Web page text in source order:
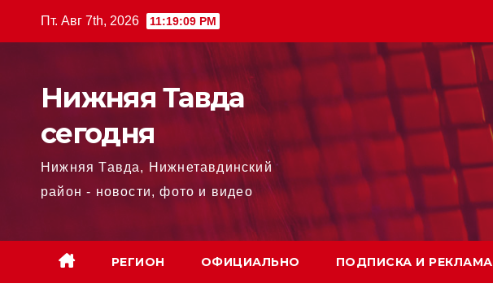
Пт. Авг 7th, 2026 11:19:10 PM
Нижняя Тавда
сегодня
Нижняя Тавда, Нижнетавдинский
район - новости, фото и видео
РЕГИОН ОФИЦИАЛЬНО ПОДПИСКА И РЕКЛАМА